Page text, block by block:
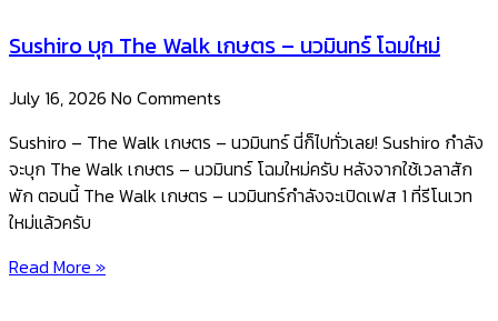
Sushiro บุก The Walk เกษตร – นวมินทร์ โฉมใหม่
July 16, 2026 No Comments
Sushiro – The Walk เกษตร – นวมินทร์ นี่ก็ไปทั่วเลย! Sushiro กำลัง
จะบุก The Walk เกษตร – นวมินทร์ โฉมใหม่ครับ หลังจากใช้เวลาสัก
พัก ตอนนี้ The Walk เกษตร – นวมินทร์กำลังจะเปิดเฟส 1 ที่รีโนเวท
ใหม่แล้วครับ
Read More »